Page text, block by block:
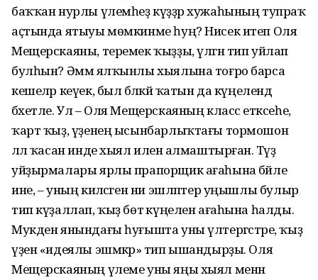
баҡҡан нурлы үлемһеҙ күҙҙәр хужаһының тупраҡ
аҫтында ятыуы мөмкинме һуң? Нисек итеп Оля
Мещерскаяны, теремек ҡыҙҙы, үлгән тип уйлап
булһын? Әммә ялҡынлы хыялына тоғро барса
кешеләр кеүек, был бәләкәй ҡатын да күңелендә
бәхетле. Ул – Оля Мещерскаяның класс етәксеһе,
ҡарт ҡыҙ, үҙенең ысынбарлыҡтағы тормошон
әллә ҡасан инде хыял иленә алмаштырған. Тәүҙә
уйҙырмалары ярлы прапорщик ағаһына бәйле
ине, – уның киләсәген ни эшләптер уңышлы булыр
тип күҙаллап, ҡыҙ бөтә күңелен ағаһына һалды.
Мукден янындағы һуғышта уны үлтергәстәре, ҡыҙ
үҙен «идеялы эшмәкәр» тип ышандырҙы. Оля
Мещерскаяның үлеме уны яңы хыял менән